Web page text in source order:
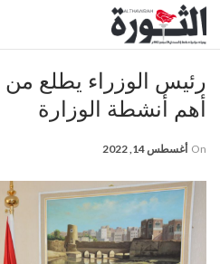
رئيس الوزراء يطلع من
أهم أنشطة الوزارة
On أغسطس 14, 2022